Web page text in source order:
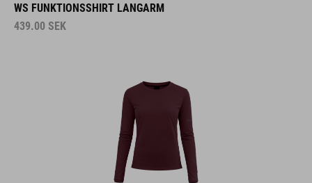
WS FUNKTIONSSHIRT LANGARM
439.00 SEK